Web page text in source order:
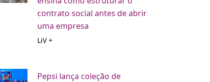
contrato social antes de abrir
uma empresa
LiV +
Pepsi lança coleção de